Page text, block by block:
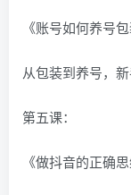
《账号如何养号包
从包装到养号，
第五课：
《做抖音的正确思